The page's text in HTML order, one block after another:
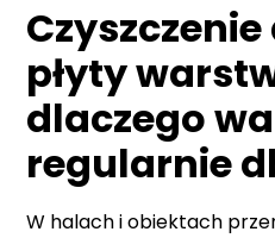
płyty
dlaczego
regularnie
W halach i obiektach